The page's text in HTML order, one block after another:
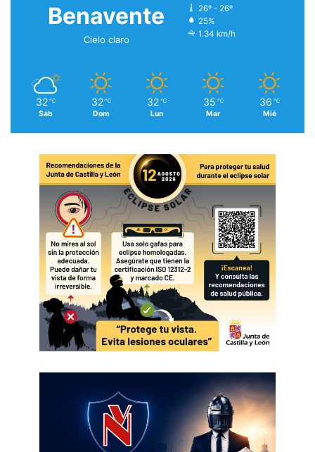
Benavente
Cielo claro
26º - 26º
25%
1.34 km/h
32 ℃
Sáb
32 ℃
Dom
32 ℃
Lun
35 ℃
Mar
36 ℃
Mié